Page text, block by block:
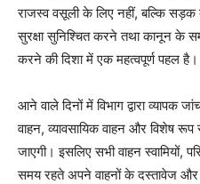
राजस्व वसूली के लिए नहीं, बल्कि सड़क
सुरक्षा सुनिश्चित करने तथा कानून के
करने की दिशा में एक महत्वपूर्ण पहल है।
आने वाले दिनों में विभाग द्वारा व्यापक
वाहन, व्यावसायिक वाहन और विशेष
जाएगी। इसलिए सभी वाहन
समय रहते अपने वाहनों के दस्तावेज